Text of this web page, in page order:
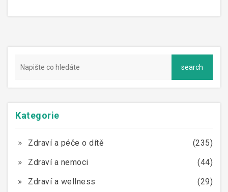
Kategorie
Zdraví a péče o dítě
(235)
Zdraví a nemoci
(44)
Zdraví a wellness
(29)